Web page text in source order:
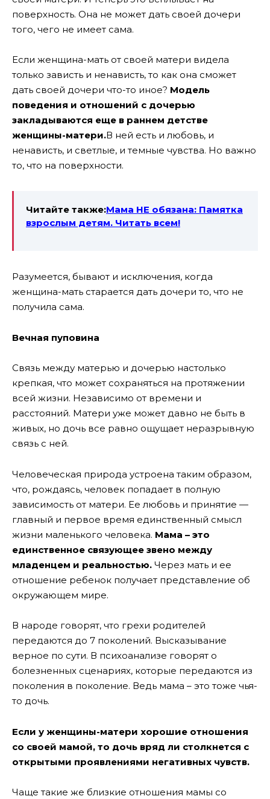
поверхность. Она не может дать своей дочери
того, чего не имеет сама.
Если женщина-мать от своей матери видела
только зависть и ненависть, то как она сможет
дать своей дочери что-то иное? Модель
поведения и отношений с дочерью
закладываются еще в раннем детстве
женщины-матери.В ней есть и любовь, и
ненависть, и светлые, и темные чувства. Но важно
то, что на поверхности.
Читайте также:Мама НЕ обязана: Памятка
взрослым детям. Читать всем!
Разумеется, бывают и исключения, когда
женщина-мать старается дать дочери то, что не
получила сама.
Вечная пуповина
Связь между матерью и дочерью настолько
крепкая, что может сохраняться на протяжении
всей жизни. Независимо от времени и
расстояний. Матери уже может давно не быть в
живых, но дочь все равно ощущает неразрывную
связь с ней.
Человеческая природа устроена таким образом,
что, рождаясь, человек попадает в полную
зависимость от матери. Ее любовь и принятие —
главный и первое время единственный смысл
жизни маленького человека. Мама – это
единственное связующее звено между
младенцем и реальностью. Через мать и ее
отношение ребенок получает представление об
окружающем мире.
В народе говорят, что грехи родителей
передаются до 7 поколений. Высказывание
верное по сути. В психоанализе говорят о
болезненных сценариях, которые передаются из
поколения в поколение. Ведь мама – это тоже чья-
то дочь.
Если у женщины-матери хорошие отношения
со своей мамой, то дочь вряд ли столкнется с
открытыми проявлениями негативных чувств.
Чаще такие же близкие отношения мамы со